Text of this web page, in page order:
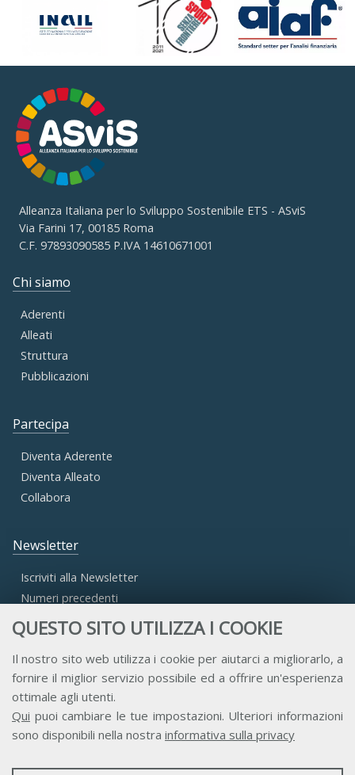
QUESTO SITO UTILIZZA I COOKIE
Il nostro sito web utilizza i cookie per aiutarci a migliorarlo, a
fornire il miglior servizio possibile ed a offrire un'esperienza
ottimale agli utenti.
Qui puoi cambiare le tue impostazioni. Ulteriori informazioni
sono disponibili nella nostra informativa sulla privacy
Alleanza Italiana per lo Sviluppo Sostenibile ETS - ASviS
Via Farini 17, 00185 Roma
C.F. 97893090585 P.IVA 14610671001
Chi siamo
Aderenti
Alleati
Struttura
Pubblicazioni
Partecipa
Diventa Aderente
Diventa Alleato
Collabora
Newsletter
Iscriviti alla Newsletter
Numeri precedenti
Accesso Aderenti
Accesso Consulta
Accesso Team